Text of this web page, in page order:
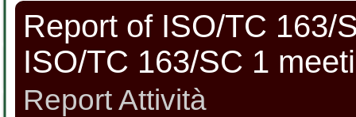
Report of ISO/TC 163/
ISO/TC 163/SC 1
Report Attività